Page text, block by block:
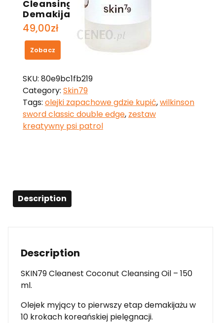
Cleansing Oil Olejek do
Demakijażu 150ml
49,00zł
Zobacz
SKU: 80e9bc1fb219
Category: Skin79
Tags: olejki zapachowe gdzie kupić,wilkinson
sword classic double edge, zestaw
kreatywny psi patrol
Description
Description
SKIN79 Cleanest Coconut Cleansing Oil – 150
ml.
Olejek myjący to pierwszy etap demakijażu w
10 krokach koreańskiej pielęgnacji.